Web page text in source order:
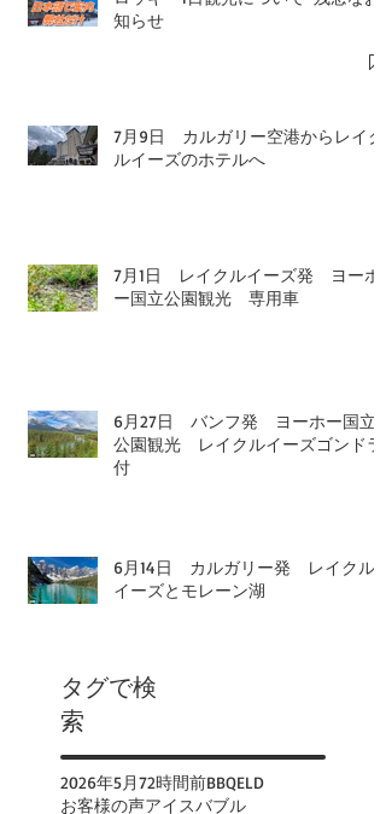
知らせ
7月9日 カルガリー空港からレイク
ルイーズのホテルへ
7月1日 レイクルイーズ発 ヨーホ
ー国立公園観光 専用車
6月27日 バンフ発 ヨーホー国立
公園観光 レイクルイーズゴンドラ
付
6月14日 カルガリー発 レイクル
イーズとモレーン湖
タグで検
索
2026年5月72時間前BBQELD
お客様の声アイスバブル